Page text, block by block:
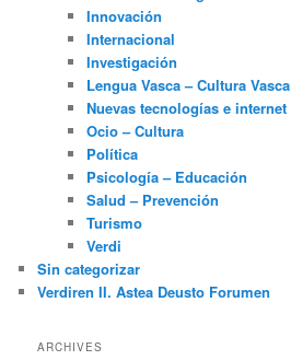
Innovación
Internacional
Investigación
Lengua Vasca – Cultura Vasca
Nuevas tecnologías e internet
Ocio – Cultura
Política
Psicología – Educación
Salud – Prevención
Turismo
Verdi
Sin categorizar
Verdiren II. Astea Deusto Forumen
ARCHIVES